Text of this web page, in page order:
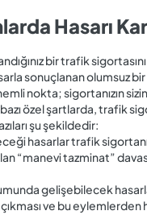
Hasarı
bir trafik
sonuçlanan olumsuz
nokta; sigortanızın sizin
özel şartlarda, trafik
şu şekildedir:
hasarlar trafik
“manevi tazminat”
gelişebilecek
ve bu